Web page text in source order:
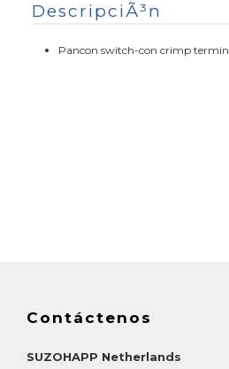
DescripciÃ³n
Pancon switch-con crimp termin
Contáctenos
SUZOHAPP Netherlands